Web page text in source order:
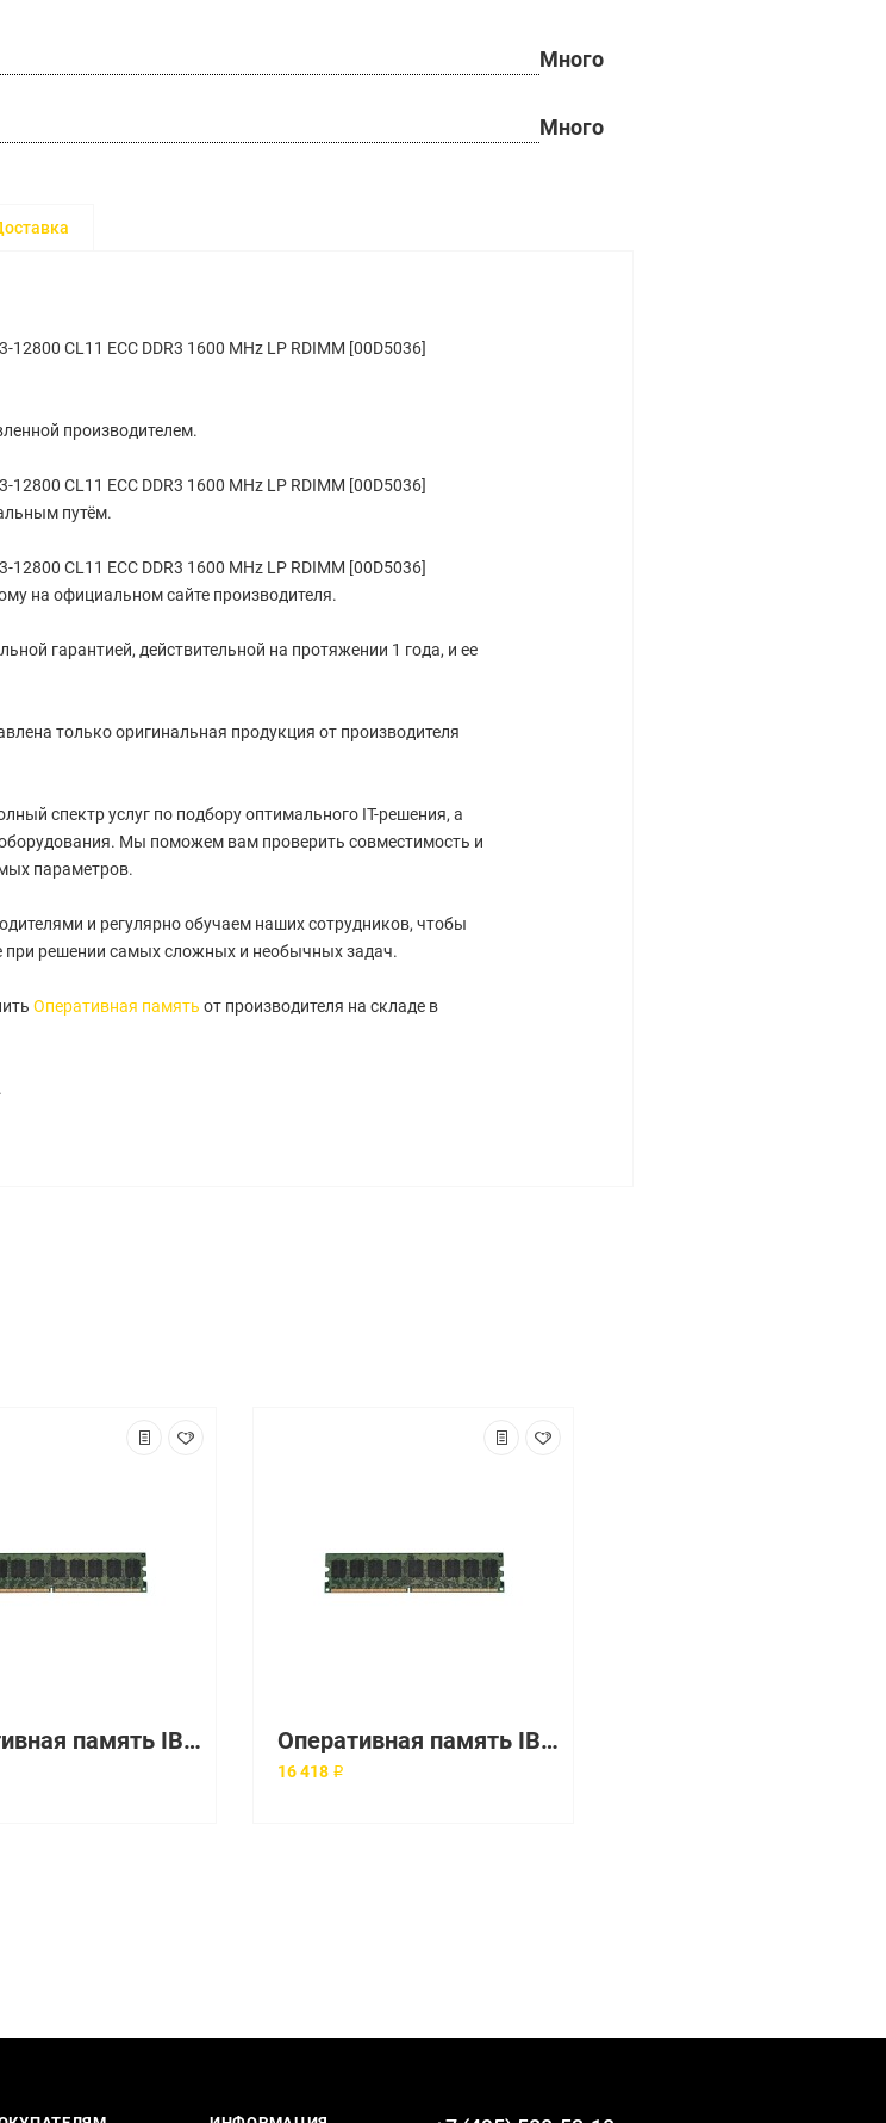
Много
Много
CL11 ECC DDR3 1600 MHz LP RDIMM [00D5036]
производителем.
CL11 ECC DDR3 1600 MHz LP RDIMM [00D5036]
путём.
CL11 ECC DDR3 1600 MHz LP RDIMM [00D5036]
на официальном сайте производителя.
гарантией, действительной на протяжении 1 года, и ее
только оригинальная продукция от производителя
спектр услуг по подбору оптимального IT-решения, а
Мы поможем вам проверить совместимость и
параметров.
и регулярно обучаем наших сотрудников, чтобы
при решении самых сложных и необычных задач.
Оперативная память от производителя на складе в
Оперативная память IBM 1x512Mb REG ECC PC2-3200 [38L6015] Оперативная память IBM 8GB kit (2x4 GB) PC2-4200 CL4 ECC DDR2 SDRAM VLP RDIMM [39M5870]
16 418 ₽